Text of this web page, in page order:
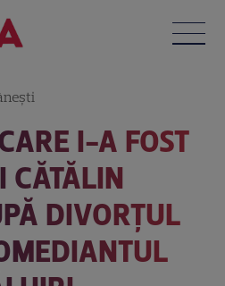
I-A FOST
CĂTĂLIN
DIVORȚUL